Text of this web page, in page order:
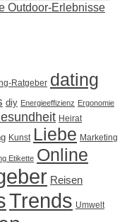
Outdoor-Erlebnisse
Ratgeber dating
diy Energieeffizienz Ergonomie
Heirat
Kunst Liebe Marketing
Etikette Online
Reisen
Trends Umwelt